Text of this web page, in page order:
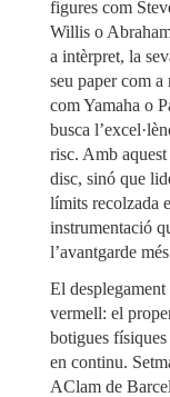
figures com
Willis o
a intèrpret, la
seu paper com a
com Yamaha o
busca
risc. Amb
disc, sinó que
límits recolzada
instrumentació
l’avantgarde
El desplegament
vermell: el
botigues
en continu.
AClam de